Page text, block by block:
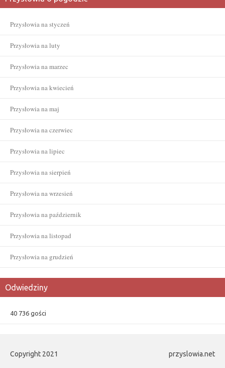
Przysłowia na styczeń
Przysłowia na luty
Przysłowia na marzec
Przysłowia na kwiecień
Przysłowia na maj
Przysłowia na czerwiec
Przysłowia na lipiec
Przysłowia na sierpień
Przysłowia na wrzesień
Przysłowia na październik
Przysłowia na listopad
Przysłowia na grudzień
Odwiedziny
40 736 gości
Copyright 2021 przyslowia.net